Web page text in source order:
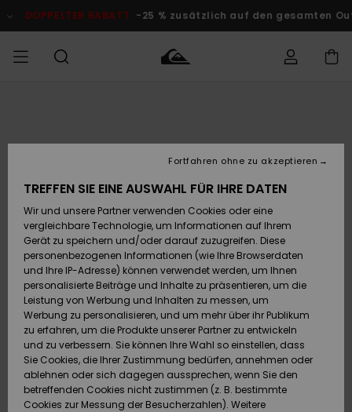
Produktinformation
DOPPELTER RABATT -25 % zusätzlich auf den gesamten
Accessoires
Schuhe&
Flip-Flops
Surf
Snow
Brandneu
Accessoires
Schuhe&
Flip-Flops
Surf
Snow
Brandneu
FRAUEN
Brandneu
Highlights
Snow
SURF
Kinder
Highlights
Community
SNOW
Snow Shop
Kinder
Snow Shop
Damen
Highlights
Community
DOPPELTER
RABATT
KINDER
Outlet
Frauen
HILFE & KONTAKT
Retouren
Bezahlung
Geschenkkarte
Quiksilver
Freedom
Datenschutz
TREFFEN SIE EINE AUSWAHL FÜR IHRE DATEN
Wir und unsere Partner verwenden Cookies oder eine
vergleichbare Technologie, um Informationen auf Ihrem
Gerät zu speichern und/oder darauf zuzugreifen. Diese
personenbezogenen Informationen (wie Ihre Browserdaten
und Ihre IP-Adresse) können verwendet werden, um Ihnen
personalisierte Beiträge und Inhalte zu präsentieren, um die
Leistung von Werbung und Inhalten zu messen, um
Werbung zu personalisieren, und um mehr über ihr Publikum
zu erfahren, um die Produkte unserer Partner zu entwickeln
und zu verbessern. Sie können Ihre Wahl so einstellen, dass
Sie Cookies, die Ihrer Zustimmung bedürfen, annehmen oder
ablehnen oder sich dagegen aussprechen, wenn Sie den
betreffenden Cookies nicht zustimmen (z. B. bestimmte
Cookies zur Messung der Besucherzahlen). Weitere
Fortfahren ohne zu akzeptieren